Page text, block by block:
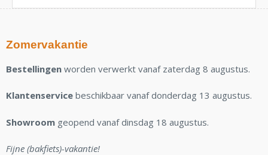
Zomervakantie
Bestellingen worden verwerkt vanaf zaterdag 8 augustus.
Klantenservice beschikbaar vanaf donderdag 13 augustus.
Showroom geopend vanaf dinsdag 18 augustus.
Fijne (bakfiets)-vakantie!